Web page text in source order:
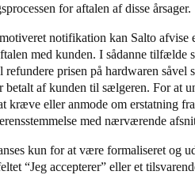
for aftalen af disse årsager.
notifikation kan Salto afvise
med kunden. I sådanne tilfælde
refundere prisen på hardwaren såvel
betalt af kunden til sælgeren. For at
kræve eller anmode om erstatning
med nærværende
kun for at være formaliseret og
“Jeg accepterer” eller et